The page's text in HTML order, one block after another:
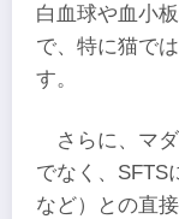
白血球や血小
で、特に猫で
す。
さらに、マ
でなく、SFTS
など）との直